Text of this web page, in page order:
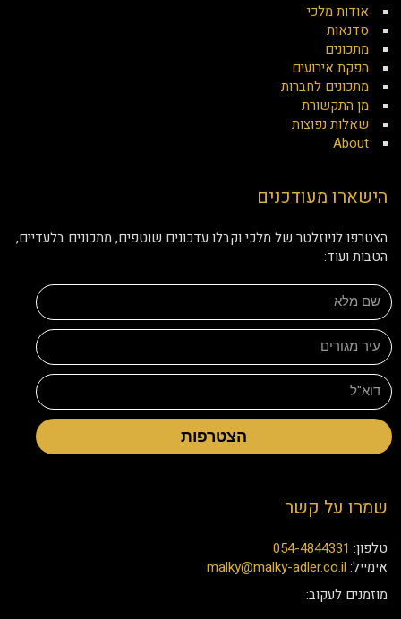
אודות מלכי
סדנאות
מתכונים
הפקת אירועים
מתכונים לחברות
מן התקשורת
שאלות נפוצות
About
הישארו מעודכנים
הצטרפו לניוזלטר של מלכי וקבלו עדכונים שוטפים, מתכונים בלעדיים,
הטבות ועוד:
הצטרפות
שמרו על קשר
טלפון: 054-4844331
אימייל: malky@malky-adler.co.il
מוזמנים לעקוב: